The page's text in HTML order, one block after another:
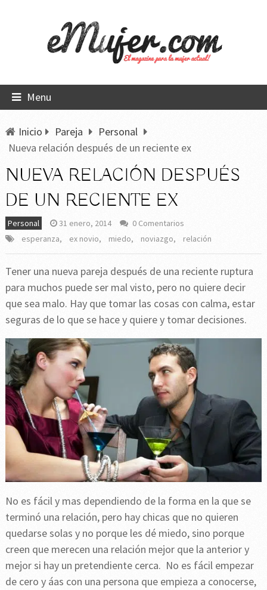
Menu
Inicio Pareja
Personal
Nueva relación después de un reciente ex
NUEVA RELACIÓN DESPUÉS
DE UN RECIENTE EX
Personal 31 enero, 2014
0 Comentarios
esperanza, ex novio, miedo, noviazgo, relación
Tener una nueva pareja después de una reciente ruptura
para muchos puede ser mal visto, pero no quiere decir
que sea malo. Hay que tomar las cosas con calma, estar
seguras de lo que se hace y quiere y tomar decisiones.
No es fácil y mas dependiendo de la forma en la que se
terminó una relación, pero hay chicas que no quieren
quedarse solas y no porque les dé miedo, sino porque
creen que merecen una relación mejor que la anterior y
mejor si hay un pretendiente cerca. No es fácil empezar
de cero y áas con una persona que empieza a conocerse,